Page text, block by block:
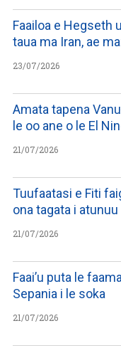
Faailoa e Hegseth
taua ma Iran, ae
23/07/2026
Amata tapena
le oo ane o le El
21/07/2026
Tuufaatasi e Fiti
ona tagata i
21/07/2026
Faai’u puta le
Sepania i le soka
21/07/2026